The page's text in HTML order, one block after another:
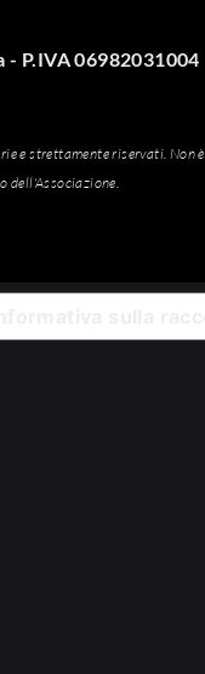
P.IVA 06982031004
e strettamente riservati. Non è
dell'Associazione.